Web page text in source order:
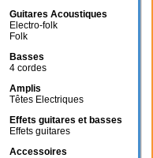
Guitares Acoustiques
Electro-folk
Folk
Basses
4 cordes
Amplis
Têtes Electriques
Effets guitares et basses
Effets guitares
Accessoires